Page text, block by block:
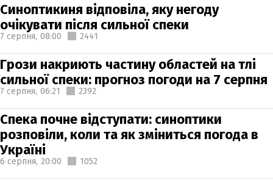
Синоптикиня відповіла, яку негоду
очікувати після сильної спеки
7 серпня, 08:00 2441
Грози накриють частину областей на тлі
сильної спеки: прогноз погоди на 7 серпня
7 серпня, 06:21 2392
Спека почне відступати: синоптики
розповіли, коли та як зміниться погода в
Україні
6 серпня, 20:00 1052